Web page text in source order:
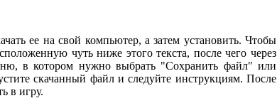
ее на свой компьютер, а затем установить. Чтобы
чуть ниже этого текста, после чего через
в котором нужно выбрать "Сохранить файл" или
скачанный файл и следуйте инструкциям. После
в игру.